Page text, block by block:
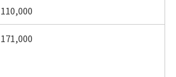
110,000
171,000